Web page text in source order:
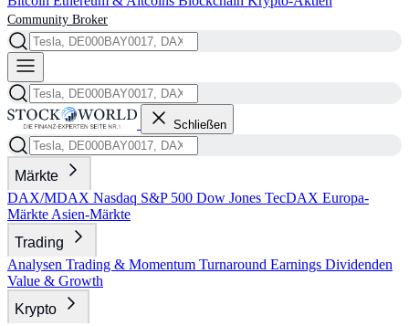
Community Broker
Schließen
Märkte
DAX/MDAX Nasdaq S&P 500 Dow Jones TecDAX Europa-
Märkte Asien-Märkte
Trading
Analysen Trading & Momentum Turnaround Earnings Dividenden
Value & Growth
Krypto